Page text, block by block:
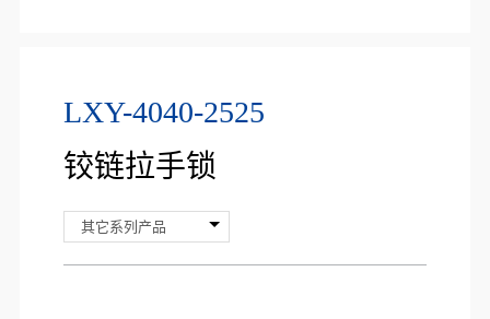
LXY-4040-2525
铰链拉手锁
其它系列产品